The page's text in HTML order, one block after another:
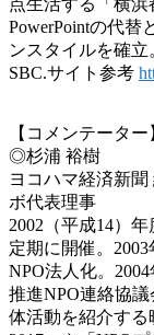
点生活する「横浜
PowerPointの代
ンスタイルを確立
SBC.サイト参考
【コメンテーター
◎杉浦 裕樹
ヨコハマ経済新
ボ代表理事
2002（平成14）
定期に開催。
NPO法人化。
推進NPO連絡協
体活動を紹介す